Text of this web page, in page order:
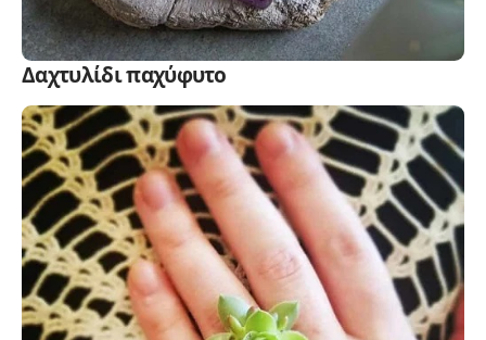
Δαχτυλίδι παχύφυτο